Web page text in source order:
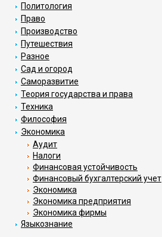
Политология
Право
Производство
Путешествия
Разное
Сад и огород
Саморазвитие
Теория государства и права
Техника
Философия
Экономика
Аудит
Налоги
Финансовая устойчивость
Финансовый бухгалтерский учет
Экономика
Экономика предприятия
Экономика фирмы
Языкознание